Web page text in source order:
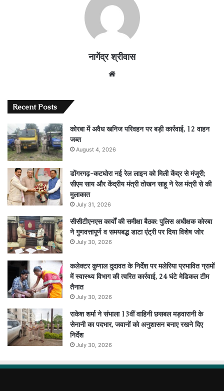
नागेंद्र श्रीवास
Recent Posts
कोरबा में अवैध खनिज परिवहन पर बड़ी कार्रवाई, 12 वाहन
जब्त
August 4, 2026
डोंगरगढ़-कटघोरा नई रेल लाइन को मिली केंद्र से मंजूरी;
सीएम साय और केंद्रीय मंत्री तोखन साहू ने रेल मंत्री से की
मुलाकात
July 31, 2026
सीसीटीएनएस कार्यों की समीक्षा बैठक: पुलिस अधीक्षक कोरबा
ने गुणवत्तापूर्ण व समयबद्ध डाटा एंट्री पर दिया विशेष जोर
July 30, 2026
कलेक्टर कुणाल दुदावत के निर्देश पर मलेरिया प्रभावित ग्रामों
में स्वास्थ्य विभाग की त्वरित कार्रवाई, 24 घंटे मेडिकल टीम
तैनात
July 30, 2026
राकेश शर्मा ने संभाला 13वीं वाहिनी छसबल मड़वारानी के
सेनानी का पदभार, जवानों को अनुशासन बनाए रखने दिए
निर्देश
July 30, 2026